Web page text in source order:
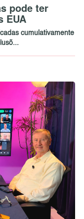
pode ter
EUA
cumulativamente